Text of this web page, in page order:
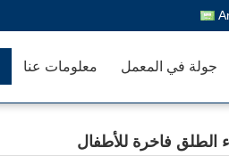
معلومات عنا جولة في المعمل
الطلق فاخرة للأطفال